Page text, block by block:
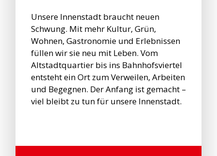
Unsere Innenstadt braucht neuen
Schwung. Mit mehr Kultur, Grün,
Wohnen, Gastronomie und Erlebnissen
füllen wir sie neu mit Leben. Vom
Altstadtquartier bis ins Bahnhofsviertel
entsteht ein Ort zum Verweilen, Arbeiten
und Begegnen. Der Anfang ist gemacht –
viel bleibt zu tun für unsere Innenstadt.